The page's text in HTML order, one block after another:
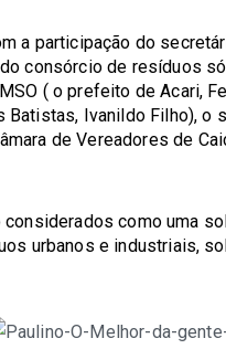
a participação do
consórcio de resíduos
( o prefeito de Acari,
Ivanildo Filho), o
de Vereadores de
como uma
urbanos e industriais,